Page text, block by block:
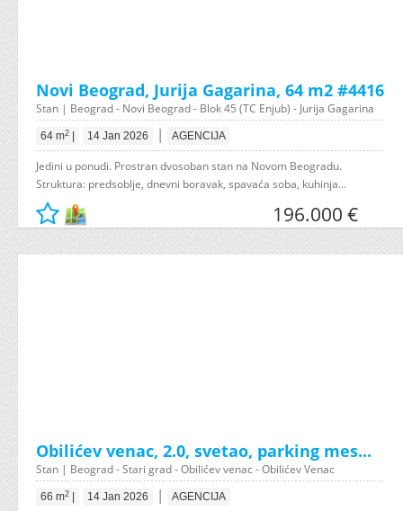
Novi Beograd, Jurija Gagarina, 64 m2 #4416
Stan | Beograd - Novi Beograd - Blok 45 (TC Enjub) - Jurija Gagarina
64 m2 14 Jan 2026 | AGENCIJA
Jedini u ponudi. Prostran dvosoban stan na Novom Beogradu.
Struktura: predsoblje, dnevni boravak, spavaća soba, kuhinja...
196.000 €
Obilićev venac, 2.0, svetao, parking mes...
Stan | Beograd - Stari grad - Obilićev venac - Obilićev Venac
66 m2 14 Jan 2026 | AGENCIJA